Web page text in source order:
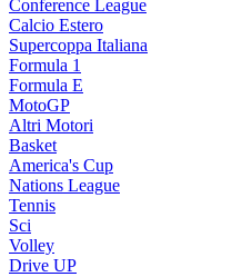
Conference League
Calcio Estero
Supercoppa Italiana
Formula 1
Formula E
MotoGP
Altri Motori
Basket
America's Cup
Nations League
Tennis
Sci
Volley
Drive UP